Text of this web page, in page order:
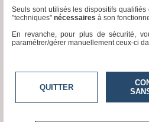
du
groupe
Blogs
Inscription
tvlocale.fr
Contactez-nous
Seuls sont utilisés les dispositifs qualifiés
"techniques" nécessaires à son
En revanche, pour plus de sécurité,
paramétrer/gérer manuellement ceux-ci
QUITTER